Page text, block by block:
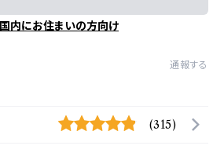
内にお住まいの方向け
通報する
(315)